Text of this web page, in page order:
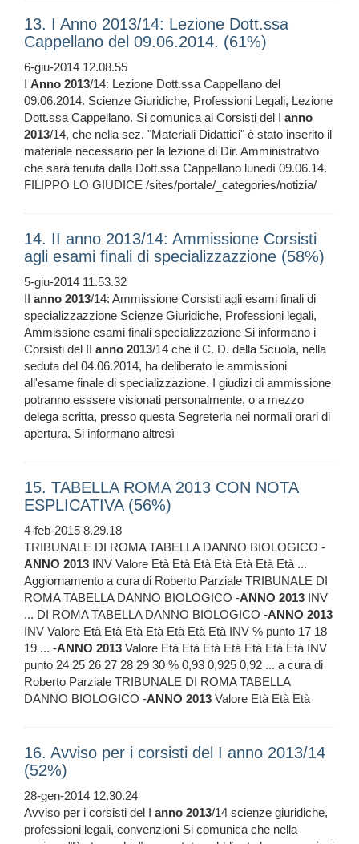
13. I Anno 2013/14: Lezione Dott.ssa
Cappellano del 09.06.2014. (61%)
6-giu-2014 12.08.55
I Anno 2013/14: Lezione Dott.ssa Cappellano del
09.06.2014. Scienze Giuridiche, Professioni Legali, Lezione
Dott.ssa Cappellano. Si comunica ai Corsisti del I anno
2013/14, che nella sez. "Materiali Didattici" è stato inserito il
materiale necessario per la lezione di Dir. Amministrativo
che sarà tenuta dalla Dott.ssa Cappellano lunedì 09.06.14.
FILIPPO LO GIUDICE /sites/portale/_categories/notizia/
14. II anno 2013/14: Ammissione Corsisti
agli esami finali di specializzazzione (58%)
5-giu-2014 11.53.32
II anno 2013/14: Ammissione Corsisti agli esami finali di
specializzazzione Scienze Giuridiche, Professioni legali,
Ammissione esami finali specializzazione Si informano i
Corsisti del II anno 2013/14 che il C. D. della Scuola, nella
seduta del 04.06.2014, ha deliberato le ammissioni
all'esame finale di specializzazione. I giudizi di ammissione
potranno esssere visionati personalmente, o a mezzo
delega scritta, presso questa Segreteria nei normali orari di
apertura. Si informano altresì
15. TABELLA ROMA 2013 CON NOTA
ESPLICATIVA (56%)
4-feb-2015 8.29.18
TRIBUNALE DI ROMA TABELLA DANNO BIOLOGICO -
ANNO 2013 INV Valore Età Età Età Età Età Età Età ...
Aggiornamento a cura di Roberto Parziale TRIBUNALE DI
ROMA TABELLA DANNO BIOLOGICO -ANNO 2013 INV
... DI ROMA TABELLA DANNO BIOLOGICO -ANNO 2013
INV Valore Età Età Età Età Età Età Età INV % punto 17 18
19 ... -ANNO 2013 Valore Età Età Età Età Età Età Età INV
punto 24 25 26 27 28 29 30 % 0,93 0,925 0,92 ... a cura di
Roberto Parziale TRIBUNALE DI ROMA TABELLA
DANNO BIOLOGICO -ANNO 2013 Valore Età Età Età
16. Avviso per i corsisti del I anno 2013/14
(52%)
28-gen-2014 12.30.24
Avviso per i corsisti del I anno 2013/14 scienze giuridiche,
professioni legali, convenzioni Si comunica che nella